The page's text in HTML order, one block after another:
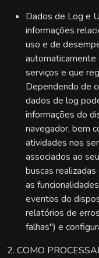
Dados de Log e
informações
uso e de
automaticamente
serviços e que
Dependendo de
dados de log
informações do
navegador, bem
atividades nos
associados ao
buscas
as
eventos do
relatórios de
falhas") e
2. COMO